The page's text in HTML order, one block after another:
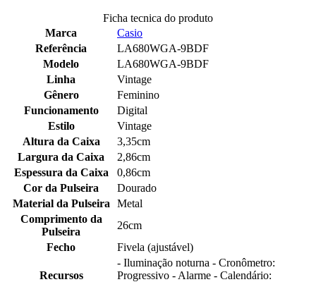
Ficha tecnica do produto
Marca
Casio
Referência
LA680WGA-9BDF
Modelo
LA680WGA-9BDF
Linha
Vintage
Gênero
Feminino
Funcionamento
Digital
Estilo
Vintage
Altura da Caixa
3,35cm
Largura da Caixa
2,86cm
Espessura da Caixa
0,86cm
Cor da Pulseira
Dourado
Material da Pulseira
Metal
Comprimento da
Pulseira
26cm
Fecho
Fivela (ajustável)
Recursos
- Iluminação noturna - Cronômetro:
Progressivo - Alarme - Calendário: